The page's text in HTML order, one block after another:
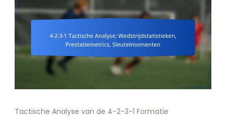
Tactische Analyse van de 4-2-3-1 Formatie